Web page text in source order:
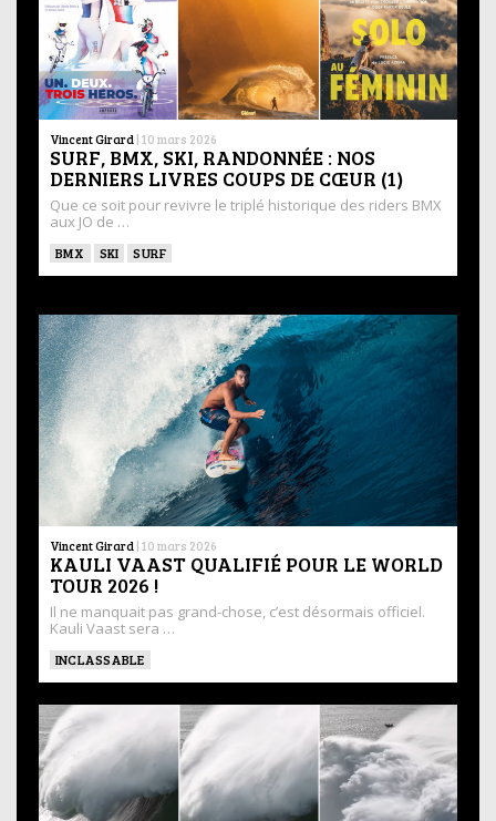
Vincent Girard | 10 mars 2026
SURF, BMX, SKI, RANDONNÉE : NOS
DERNIERS LIVRES COUPS DE CŒUR (1)
Que ce soit pour revivre le triplé historique des riders BMX
aux JO de …
BMX SKI SURF
Vincent Girard | 10 mars 2026
KAULI VAAST QUALIFIÉ POUR LE WORLD
TOUR 2026 !
Il ne manquait pas grand-chose, c’est désormais officiel.
Kauli Vaast sera …
INCLASSABLE